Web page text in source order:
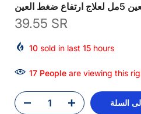
العين
39.55 SR
10 sold in last 15 hours
17 People are viewing this
السلة